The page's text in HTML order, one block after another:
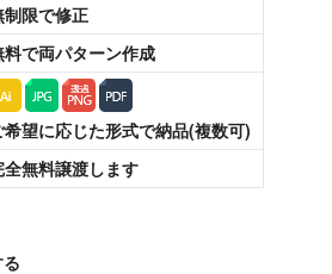
制限で修正
料で両パターン作成
希望に応じた形式で納品(複数可)
全無料譲渡します